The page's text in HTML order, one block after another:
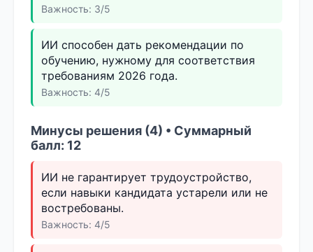
Важность: 3/5
ИИ способен дать рекомендации по
обучению, нужному для соответствия
требованиям 2026 года.
Важность: 4/5
Минусы решения (4) • Суммарный
балл: 12
ИИ не гарантирует трудоустройство,
если навыки кандидата устарели или не
востребованы.
Важность: 4/5